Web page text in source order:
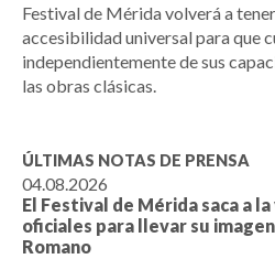
Festival de Mérida volverá a
accesibilidad universal para que
independientemente de sus
las obras clásicas.
ÚLTIMAS NOTAS DE PRENSA
04.08.2026
El Festival de Mérida saca a
oficiales para llevar su
Romano